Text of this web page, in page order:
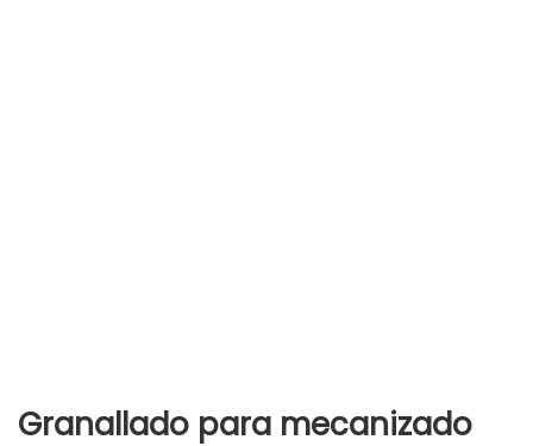
Granallado para mecanizado